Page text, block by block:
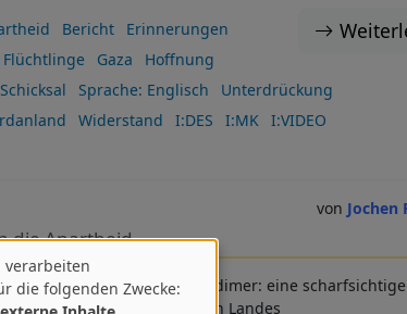
Bericht
Erinnerungen
Flüchtlinge Gaza
Hoffnung
Schicksal Sprache: Englisch
Unterdrückung
Widerstand I:DES I:MK I:VIDEO
Jochen
die Apartheid
Nadine Gordimer: eine scharfsichtige
ihres tief gespaltenen Landes
verarbeiten
die folgenden Zwecke: